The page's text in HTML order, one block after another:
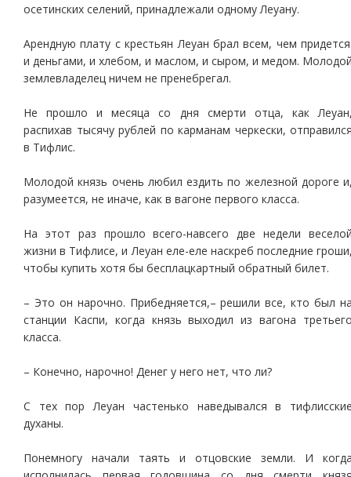
осетинских селений, принадлежали одному Леуану.
Арендную плату с крестьян Леуан брал всем, чем
и деньгами, и хлебом, и маслом, и сыром, и медом.
землевладелец ничем не пренебрегал.
Не прошло и месяца со дня смерти отца, как
распихав тысячу рублей по карманам черкески,
в Тифлис.
Молодой князь очень любил ездить по железной дороге
разумеется, не иначе, как в вагоне первого класса.
На этот раз прошло всего-навсего две недели
жизни в Тифлисе, и Леуан еле-еле наскреб последние
чтобы купить хотя бы бесплацкартный обратный билет.
– Это он нарочно. Прибедняется,– решили все, кто был
станции Каспи, когда князь выходил из вагона
класса.
– Конечно, нарочно! Денег у него нет, что ли?
С тех пор Леуан частенько наведывался в
духаны.
Понемногу начали таять и отцовские земли. И